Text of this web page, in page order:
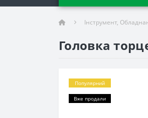
Інструмент,
Головка
Популярний
Вже продали